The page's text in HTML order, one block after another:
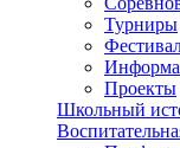
Турниры
Проекты
Школьный